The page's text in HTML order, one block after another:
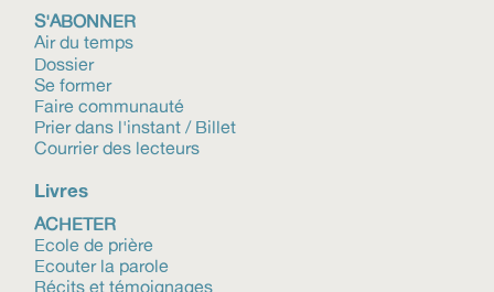
S'ABONNER
Air du temps
Dossier
Se former
Faire communauté
Prier dans l'instant / Billet
Courrier des lecteurs
Livres
ACHETER
Ecole de prière
Ecouter la parole
Récits et témoignages